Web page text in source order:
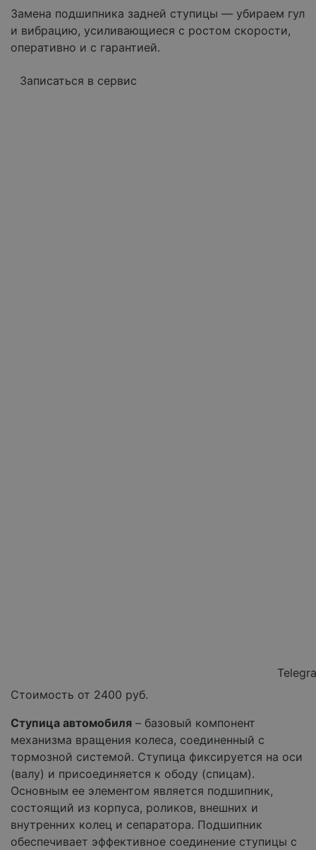
Замена подшипника задней ступицы — убираем гул
и вибрацию, усиливающиеся с ростом скорости,
оперативно и с гарантией.
Записаться в сервис
Стоимость от 2400 руб.
Ступица автомобиля – базовый компонент
механизма вращения колеса, соединенный с
тормозной системой. Ступица фиксируется на оси
(валу) и присоединяется к ободу (спицам).
Основным ее элементом является подшипник,
состоящий из корпуса, роликов, внешних и
внутренних колец и сепаратора. Подшипник
обеспечивает эффективное соединение ступицы с